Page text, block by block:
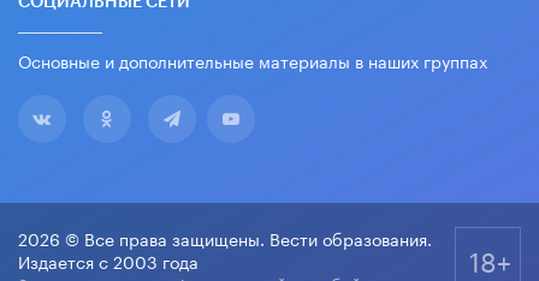
Основные и дополнительные материалы в наших группах
2026 © Все права защищены. Вести образования.
Издается с 2003 года
18+